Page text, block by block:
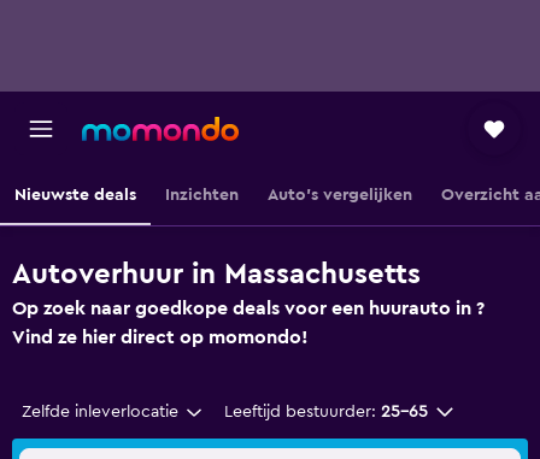
Nieuwste deals Inzichten Auto's vergelijken Overzicht
Autoverhuur in Massachusetts
Op zoek naar goedkope deals voor een huurauto in ?
Vind ze hier direct op momondo!
Zelfde inleverlocatie Leeftijd bestuurder: 25-65